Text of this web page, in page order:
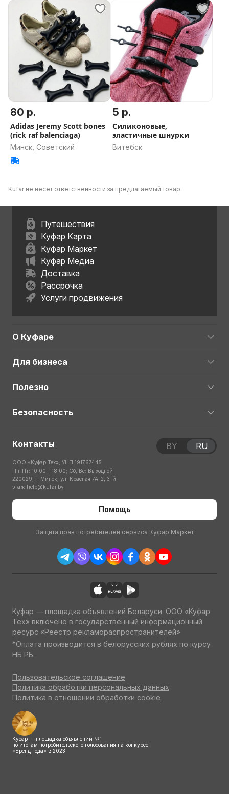
80 р.
Adidas Jeremy Scott bones
(rick raf balenciaga)
Минск, Советский
5 р.
Силиконовые,
эластичные шнурки
Витебск
Kufar не несет ответственности за предлагаемый товар.
Путешествия
Куфар Карта
Куфар Маркет
Куфар Медиа
Доставка
Рассрочка
Услуги продвижения
О Куфаре
Для бизнеса
Полезно
Безопасность
Контакты
ООО «Куфар Тех», УНП 191767445
Пн-Пт: 10:00 – 18:00; Сб, Вс: Выходной
220029, г. Минск, ул. Красная 7А-2, 3-й
этаж help@kufar.by
Помощь
Защита прав потребителей сервиса Куфар Маркет
BY RU
Куфар — площадка объявлений Беларуси. ООО «Куфар
Тех» включено в государственный информационный
ресурс «Реестр рекламораспространителей»
*Оплата производится в белорусских рублях по курсу
НБ РБ.
Пользовательское соглашение
Политика обработки персональных данных
Политика в отношении обработки cookie
Куфар — площадка объявлений №1
по итогам потребительского голосования на конкурсе
«Бренд года» в 2023